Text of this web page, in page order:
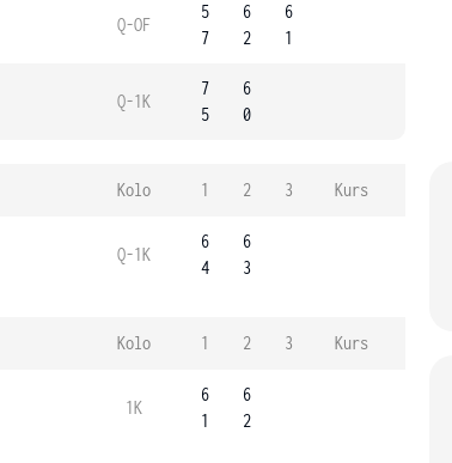
Q-OF
5
7
6
2
6
1
Q-1K
7
5
6
0
Kolo 1 2 3 Kurs
Q-1K
6
4
6
3
Kolo 1 2 3 Kurs
1K
6
1
6
2